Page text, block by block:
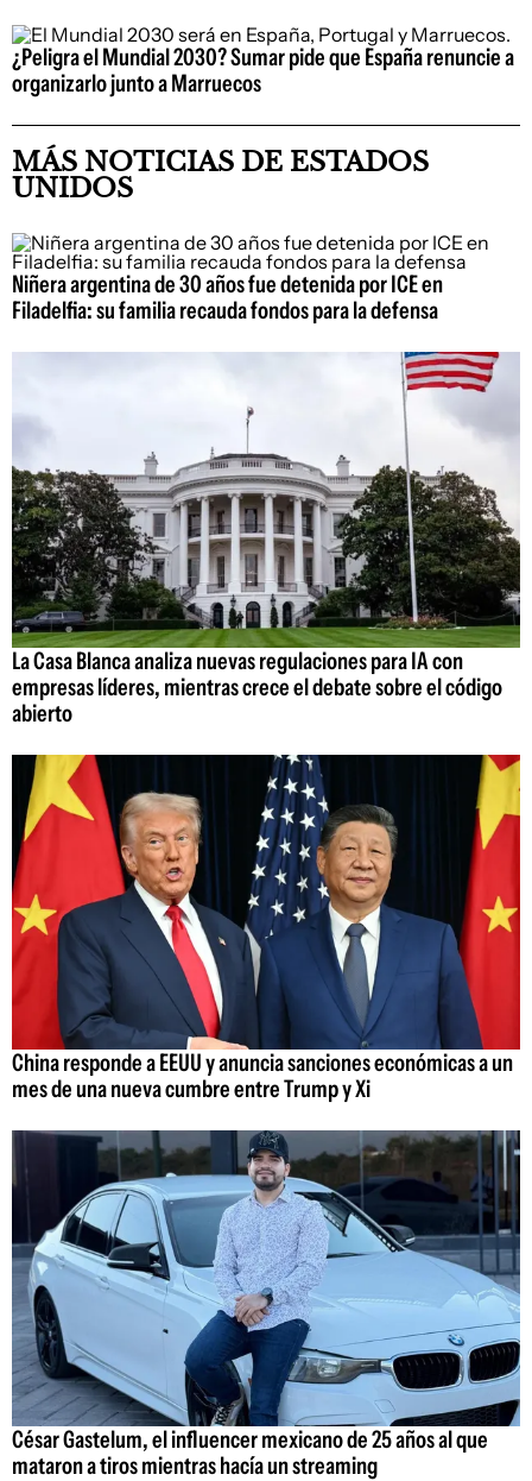
¿Peligra el Mundial 2030? Sumar pide que España renuncie a
organizarlo junto a Marruecos
MÁS NOTICIAS DE ESTADOS
UNIDOS
Niñera argentina de 30 años fue detenida por ICE en
Filadelfia: su familia recauda fondos para la defensa
La Casa Blanca analiza nuevas regulaciones para IA con
empresas líderes, mientras crece el debate sobre el código
abierto
China responde a EEUU y anuncia sanciones económicas a un
mes de una nueva cumbre entre Trump y Xi
César Gastelum, el influencer mexicano de 25 años al que
mataron a tiros mientras hacía un streaming